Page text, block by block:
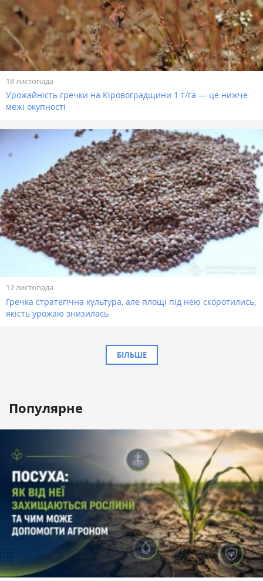
18 листопада
Урожайність гречки на Кіровоградщини 1 т/га — це нижче
межі окупності
12 листопада
Гречка стратегічна культура, але площі під нею скоротились,
якість урожаю знизилась
БІЛЬШЕ
Популярне